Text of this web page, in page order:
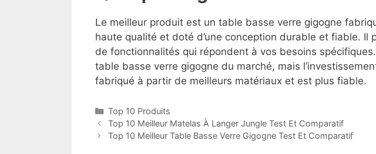
Le meilleur produit est un table basse verre gigogne
haute qualité et doté d’une conception durable et fiable. Il
de fonctionnalités qui répondent à vos besoins
table basse verre gigogne du marché, mais
fabriqué à partir de meilleurs matériaux et est plus fiable.
Top 10 Produits
Top 10 Meilleur Matelas À Langer Jungle Test Et Comparatif
Top 10 Meilleur Table Basse Verre Gigogne Test Et Comparatif